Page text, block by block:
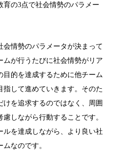
の3点で社会情勢のパラメー
情勢のパラメータが決まって
ムが行うたびに社会情勢がリア
目的を達成するために他チーム
指して進めていきます。そのた
を追求するのではなく、周囲
しながら行動することです。
を達成しながら、より良い社
なのです。